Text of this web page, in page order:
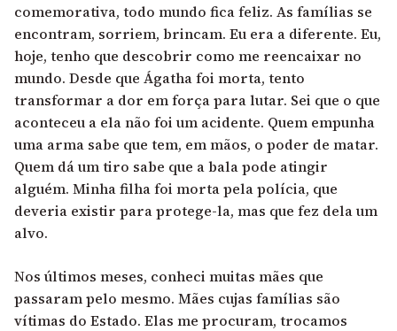
comemorativa, todo mundo fica feliz. As famílias se
encontram, sorriem, brincam. Eu era a diferente. Eu,
hoje, tenho que descobrir como me reencaixar no
mundo. Desde que Ágatha foi morta, tento
transformar a dor em força para lutar. Sei que o que
aconteceu a ela não foi um acidente. Quem empunha
uma arma sabe que tem, em mãos, o poder de matar.
Quem dá um tiro sabe que a bala pode atingir
alguém. Minha filha foi morta pela polícia, que
deveria existir para protege-la, mas que fez dela um
alvo.
Nos últimos meses, conheci muitas mães que
passaram pelo mesmo. Mães cujas famílias são
vítimas do Estado. Elas me procuram, trocamos